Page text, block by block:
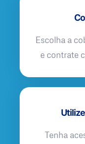
Escolha a
e contrate
Tenha